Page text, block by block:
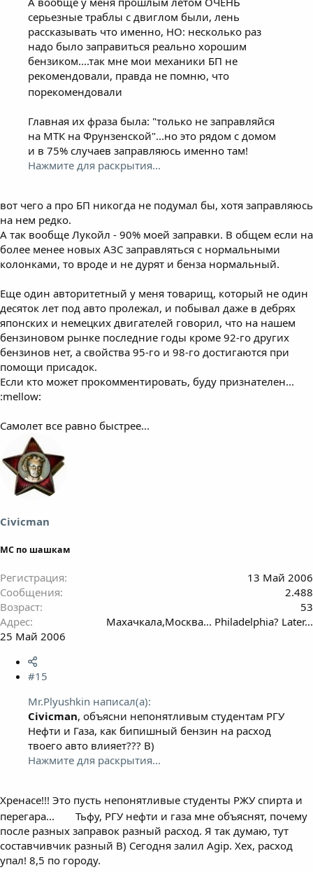
серьезные траблы с двиглом были, лень
рассказывать что именно, НО: несколько раз
надо было заправиться реально хорошим
бензиком....так мне мои механики БП не
рекомендовали, правда не помню, что
порекомендовали
Главная их фраза была: "только не заправляйся
на МТК на Фрунзенской"...но это рядом с домом
и в 75% случаев заправляюсь именно там!
Нажмите для раскрытия...
вот чего а про БП никогда не подумал бы, хотя заправляюсь
на нем редко.
А так вообще Лукойл - 90% моей заправки. В общем если на
более менее новых АЗС заправляться с нормальными
колонками, то вроде и не дурят и бенза нормальный.
Еще один авторитетный у меня товарищ, который не один
десяток лет под авто пролежал, и побывал даже в дебрях
японских и немецких двигателей говорил, что на нашем
бензиновом рынке последние годы кроме 92-го других
бензинов нет, а свойства 95-го и 98-го достигаются при
помощи присадок.
Если кто может прокомментировать, буду признателен...
:mellow:
Самолет все равно быстрее...
Civicman
МС по шашкам
Регистрация
13 Май 2006
Сообщения
2.488
Возраст
53
Адрес
Махачкала,Москва... Philadelphia? Later...
25 Май 2006
#15
Mr.Plyushkin написал(а):
Civicman, объясни непонятливым студентам РГУ
Нефти и Газа, как бипишный бензин на расход
твоего авто влияет??? B)
Нажмите для раскрытия...
Хренасе!!! Это пусть непонятливые студенты РЖУ спирта и
перегара...
Тьфу, РГУ нефти и газа мне объяснят, почему
после разных заправок разный расход. Я так думаю, тут
составчивчик разный B) Сегодня залил Agip. Хех, расход
упал! 8,5 по городу.